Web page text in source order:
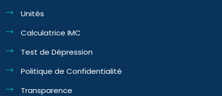
Unités
Calculatrice IMC
Test de Dépression
Politique de Confidentialité
Transparence